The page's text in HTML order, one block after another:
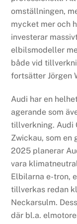
omställningen,
mycket mer och
investerar
elbilsmodeller
både vid
fortsätter Jörgen
Audi har en
agerande som
tillverkning. Audi
Zwickau, som en
2025 planerar
vara
Elbilarna e-tron,
tillverkas redan
Neckarsulm.
där bl.a.